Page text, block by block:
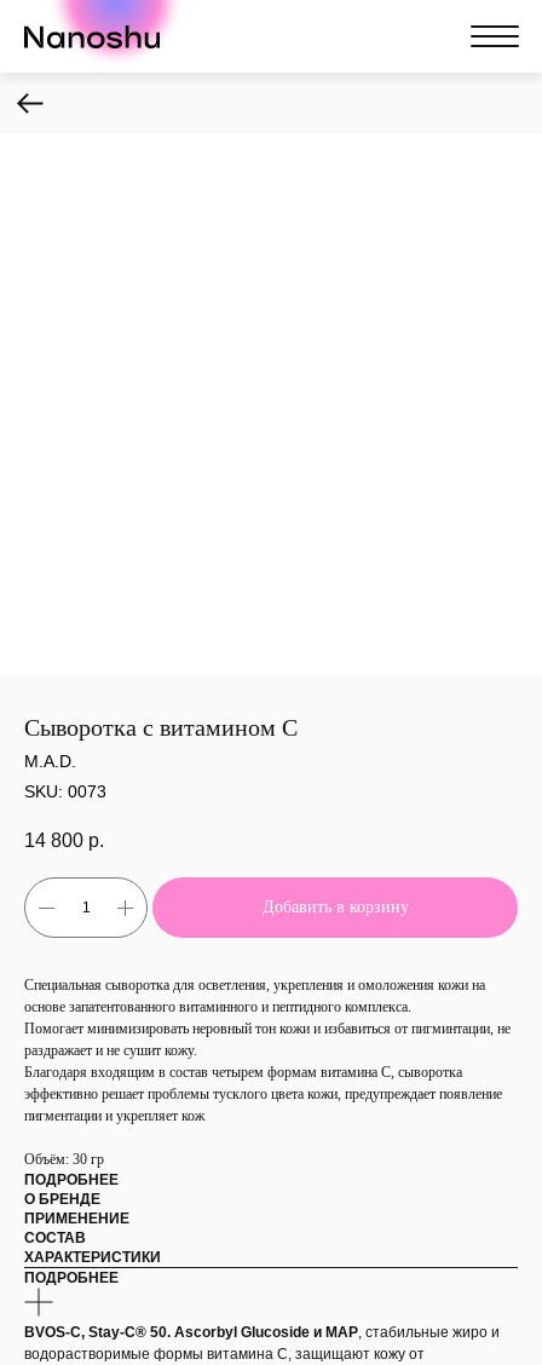
Nanoshu
Сыворотка с витамином С
M.A.D.
SKU: 0073
14 800 р.
Добавить в корзину
Специальная сыворотка для осветления, укрепления и омоложения кожи на
основе запатентованного витаминного и пептидного комплекса.
Помогает минимизировать неровный тон кожи и избавиться от пигминтации, не
раздражает и не сушит кожу.
Благодаря входящим в состав четырем формам витамина С, сыворотка
эффективно решает проблемы тусклого цвета кожи, предупреждает появление
пигментации и укрепляет кож
Объём: 30 гр
ПОДРОБНЕЕ
О БРЕНДЕ
ПРИМЕНЕНИЕ
СОСТАВ
ХАРАКТЕРИСТИКИ
ПОДРОБНЕЕ
BVOS-C, Stay-C® 50. Ascorbyl Glucoside и МАР, стабильные жиро и
водорастворимые формы витамина С, защищают кожу от